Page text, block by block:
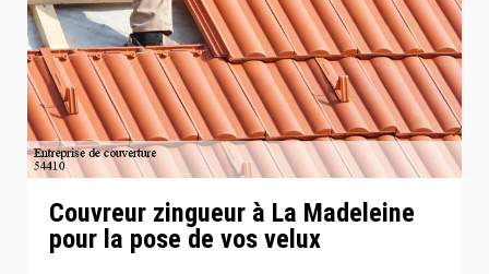
Couvreur zingueur à La Madeleine
pour la pose de vos velux